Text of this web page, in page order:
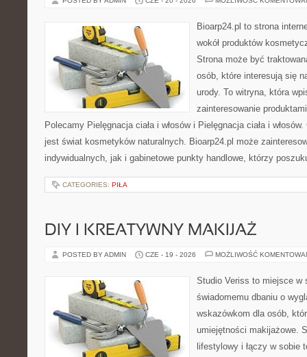
Bioarp24.pl to strona
wokół produktów
Strona może być
osób, które interesują się
urody. To witryna, która
zainteresowanie
Polecamy Pielęgnacja ciała i włosów i Pielęgnacja ciała i
jest świat kosmetyków naturalnych. Bioarp24.pl może
indywidualnych, jak i gabinetowe punkty handlowe, którzy
CATEGORIES: PIŁA
DIY I KREATYWNY MAKIJAŻ
POSTED BY ADMIN CZE - 19 - 2026 MOŻLIWOŚĆ
Studio Veriss to miejsce w
świadomemu dbaniu o
wskazówkom dla osób,
umiejętności makijażowe.
lifestylowy i łączy w sobie